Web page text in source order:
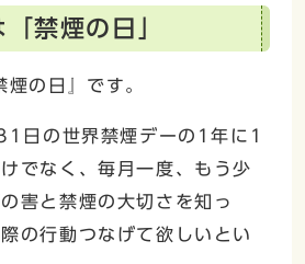
禁煙の日」
の日』です。
日の世界禁煙デーの1年に1
でなく、毎月一度、もう少
害と禁煙の大切さを知っ
の行動つなげて欲しいとい